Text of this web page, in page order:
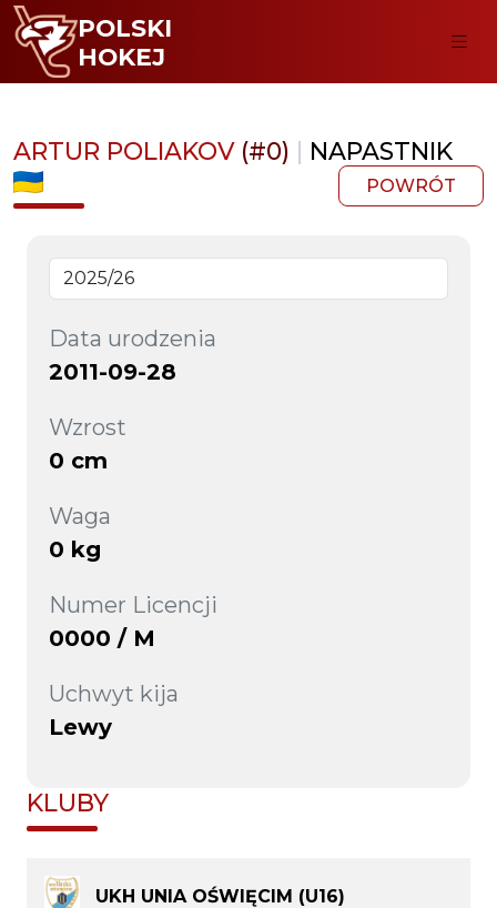
POLSKI
HOKEJ
ARTUR POLIAKOV (#0) | NAPASTNIK
POWRÓT
Data urodzenia
2011-09-28
Wzrost
0 cm
Waga
0 kg
Numer Licencji
0000 / M
Uchwyt kija
Lewy
KLUBY
UKH UNIA OŚWIĘCIM (U16)